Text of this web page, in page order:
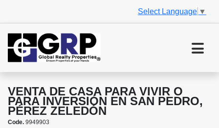
Select Language ▼
VENTA DE CASA PARA VIVIR O
PARA INVERSIÓN EN SAN PEDRO,
PÉREZ ZELEDÓN
Code. 9949903